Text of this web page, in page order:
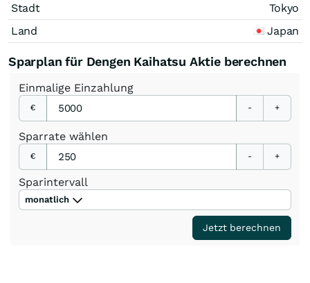
Stadt
Tokyo
Land
Japan
Sparplan für Dengen Kaihatsu Aktie berechnen
Einmalige Einzahlung
€ - +
Sparrate wählen
€ - +
Sparintervall
monatlich
Jetzt berechnen